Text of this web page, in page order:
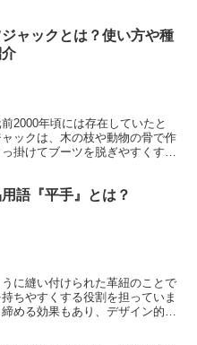
ぶことができます。 鞄用の遊
れており、鞄のデザインや用途
あります。 ・ストレー
線を引いたデザインです。スト
最もシンプルなデザインであ
す。 ・セミブローグストレー
の一文字飾りです。つま先に一
引いています。セミブローグ
れます。 ・フルブローグセミ
ザインの一文字飾りです。つま
が施されています。フルブロー
ャックとは？使い方や種
2000年頃には存在していたと
ックは、木の枝や動物の骨で作
掛けてブーツを脱ぎやすくする
ックよりも耐久性があり、使い
た。ブーツジャックは、現在で
として広く使用されており、
語『平手』とは？
に縫い付けられた革紐のことで
ちやすくする役割を担っていま
める効果もあり、デザイン的な